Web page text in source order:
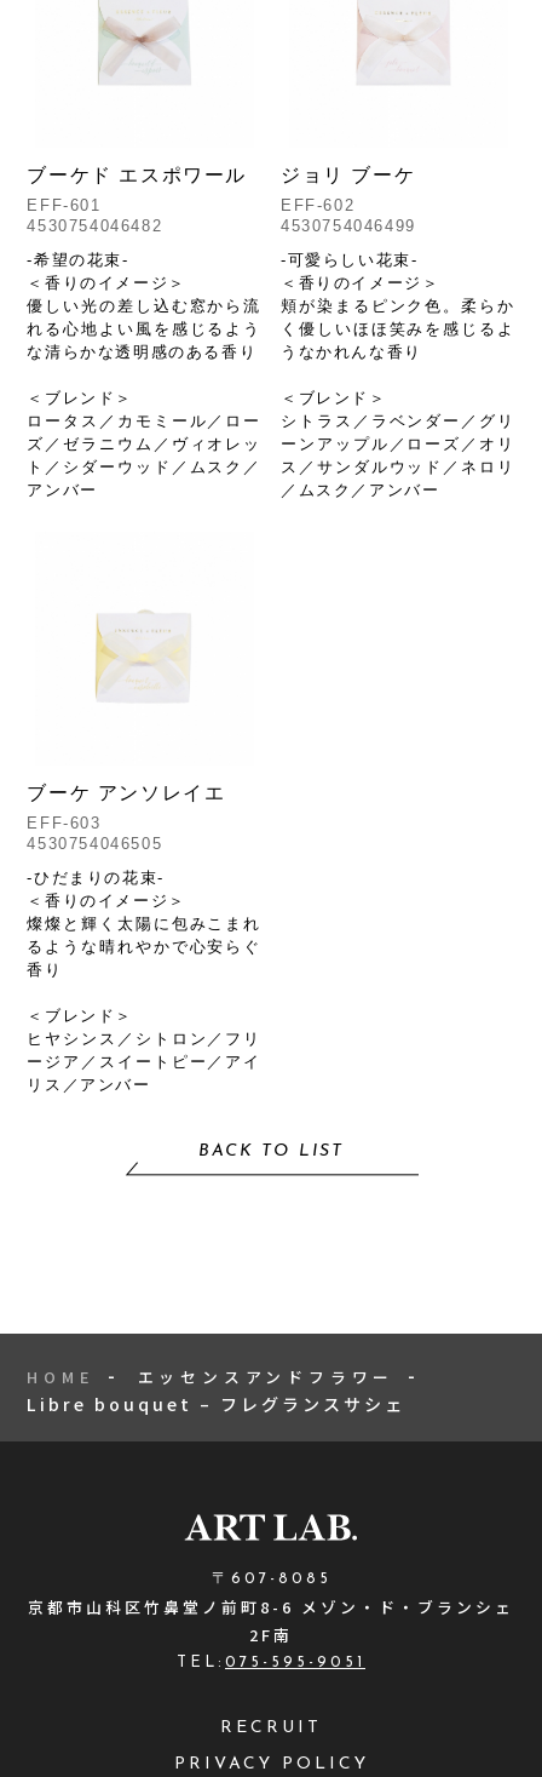
ブーケド エスポワール
EFF-601
4530754046482
-希望の花束-
＜香りのイメージ＞
優しい光の差し込む窓から流
れる心地よい風を感じるよう
な清らかな透明感のある香り
＜ブレンド＞
ロータス／カモミール／ロー
ズ／ゼラニウム／ヴィオレッ
ト／シダーウッド／ムスク／
アンバー
ジョリ ブーケ
EFF-602
4530754046499
-可愛らしい花束-
＜香りのイメージ＞
頬が染まるピンク色。柔らか
く優しいほほ笑みを感じるよ
うなかれんな香り
＜ブレンド＞
シトラス／ラベンダー／グリ
ーンアップル／ローズ／オリ
ス／サンダルウッド／ネロリ
／ムスク／アンバー
ブーケ アンソレイエ
EFF-603
4530754046505
-ひだまりの花束-
＜香りのイメージ＞
燦燦と輝く太陽に包みこまれ
るような晴れやかで心安らぐ
香り
＜ブレンド＞
ヒヤシンス／シトロン／フリ
ージア／スイートピー／アイ
リス／アンバー
BACK TO LIST
HOME エッセンスアンドフラワー
Libre bouquet – フレグランスサシェ
〒607-8085
京都市山科区竹鼻堂ノ前町8-6 メゾン・ド・ブランシェ
2F南
TEL: 075-595-9051
RECRUIT
PRIVACY POLICY